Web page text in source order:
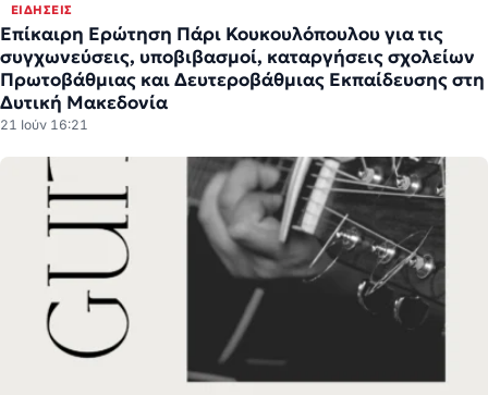
ΕΙΔΉΣΕΙΣ
Επίκαιρη Ερώτηση Πάρι Κουκουλόπουλου για τις
συγχωνεύσεις, υποβιβασμοί, καταργήσεις σχολείων
Πρωτοβάθμιας και Δευτεροβάθμιας Εκπαίδευσης στη
Δυτική Μακεδονία
21 Ιούν 16:21